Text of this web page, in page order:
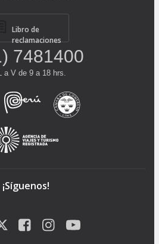
Libro de
reclamaciones
7481400
a V de 9 a 18 hrs.
¡Síguenos!